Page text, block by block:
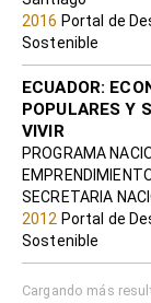
CAPITAN, Antonio
Santiago
2016 Portal de
ECUADOR:
POPULARES Y
VIVIR
PROGRAMA
SECRETARIA
2012 Portal de